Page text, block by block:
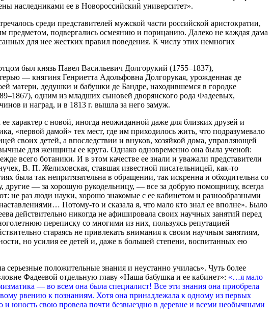
наследниками ее в Новороссийский университет».
среди представителей мужской части российской аристократии,
предметом, подвергались осмеянию и порицанию. Далеко не каждая дама
для нее жестких правил поведения. К числу этих немногих
был князь Павел Васильевич Долгорукий (1755–1837),
— княгиня Генриетта Адольфовна Долгорукая, урожденная де
матери, дедушки и бабушки де Бандре, находившемся в городке
одним из младших сыновей дворянского рода Фадеевых,
и наград, и в 1813 г. вышла за него замуж.
характер с новой, иногда неожиданной даже для близких друзей и
«первой дамой» тех мест, где им приходилось жить, что подразумевало
своих детей, а впоследствии и внуков, хозяйкой дома, управляющей
для женщины ее круга. Однако одновременно она была ученой:
всего ботаники. И в этом качестве ее знали и уважали представители
В. П. Желиховская, ставшая известной писательницей, как-то
была так непритязательна в обращении, так искренна и обходительна со
другие — за хорошую рукодельницу, — все за добрую помощницу, всегда
не раз люди науки, хорошо знакомые с ее кабинетом и разнообразными
Потому-то и сказала я, что мало кто знал ее вполне». Было
действительно никогда не афишировала своих научных занятий перед
переписку со многими из них, пользуясь репутацией
стараясь не привлекать внимания к своим научным занятиям,
но усилия ее детей и, даже в большей степени, воспитанных ею
положительные знания и неустанно училась». Чуть более
Фадеевой отдельную главу «Наша бабушка и ее кабинет»: «…я мало
— во всем она была специалист! Все эти знания она приобрела
рвению к познаниям. Хотя она принадлежала к одному из первых
и юность свою провела почти безвыездно в деревне и всеми необычными